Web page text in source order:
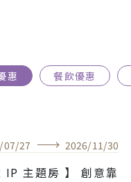
惠 餐飲優惠
/07/27 2026/11/30
IP 主題房 】 創意靠